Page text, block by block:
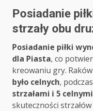
Posiadanie
strzały obu
Posiadanie piłki
dla Piasta, co
kreowaniu gry. Raków
było celnych,
strzałami i 5 celnymi
skuteczności